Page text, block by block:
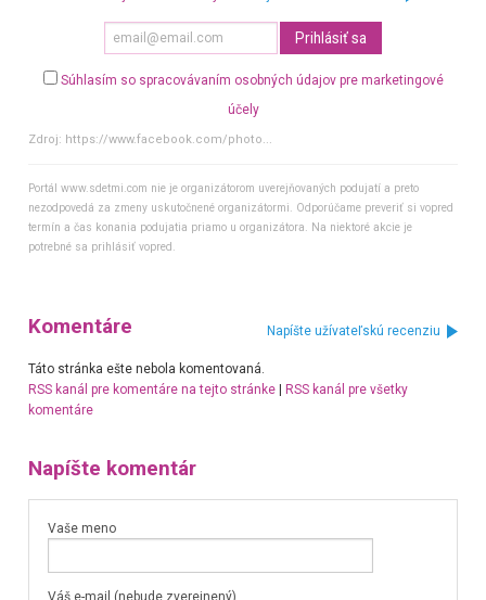
Súhlasím so spracovávaním osobných údajov pre marketingové
účely
Zdroj: https://www.facebook.com/photo...
Portál www.sdetmi.com nie je organizátorom uverejňovaných podujatí a preto
nezodpovedá za zmeny uskutočnené organizátormi. Odporúčame preveriť si vopred
termín a čas konania podujatia priamo u organizátora. Na niektoré akcie je
potrebné sa prihlásiť vopred.
Komentáre Napíšte užívateľskú recenziu
Táto stránka ešte nebola komentovaná.
RSS kanál pre komentáre na tejto stránke|
RSS kanál pre všetky
komentáre
Napíšte komentár
Vaše meno